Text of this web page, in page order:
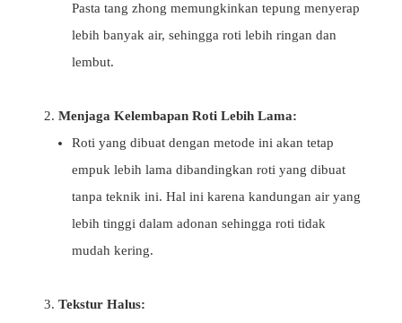
Pasta tang zhong memungkinkan tepung menyerap
lebih banyak air, sehingga roti lebih ringan dan
lembut.
Menjaga Kelembapan Roti Lebih Lama:
Roti yang dibuat dengan metode ini akan tetap
empuk lebih lama dibandingkan roti yang dibuat
tanpa teknik ini. Hal ini karena kandungan air yang
lebih tinggi dalam adonan sehingga roti tidak
mudah kering.
Tekstur Halus: